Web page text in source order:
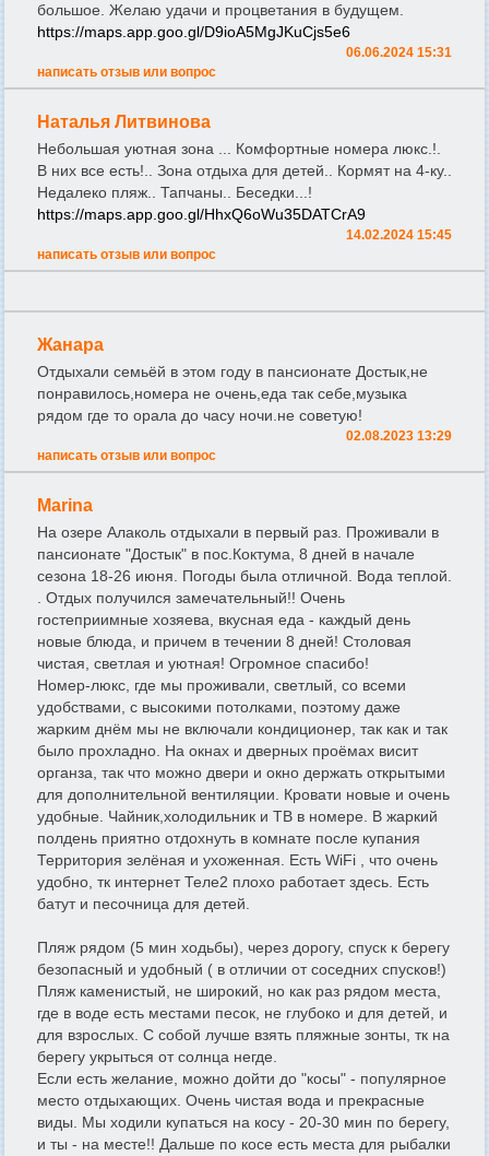
большое. Желаю удачи и процветания в будущем.
https://maps.app.goo.gl/D9ioA5MgJKuCjs5e6
06.06.2024 15:31
написать отзыв или вопрос
Наталья Литвинова
Небольшая уютная зона ... Комфортные номера люкс.!.
В них все есть!.. Зона отдыха для детей.. Кормят на 4-ку..
Недалеко пляж.. Тапчаны.. Беседки...!
https://maps.app.goo.gl/HhxQ6oWu35DATCrA9
14.02.2024 15:45
написать отзыв или вопрос
Жанара
Отдыхали семьёй в этом году в пансионате Достык,не
понравилось,номера не очень,еда так себе,музыка
рядом где то орала до часу ночи.не советую!
02.08.2023 13:29
написать отзыв или вопрос
Marina
На озере Алаколь отдыхали в первый раз. Проживали в
пансионате "Достык" в пос.Коктума, 8 дней в начале
сезона 18-26 июня. Погоды была отличной. Вода теплой.
. Отдых получился замечательный!! Очень
гостеприимные хозяева, вкусная еда - каждый день
новые блюда, и причем в течении 8 дней! Столовая
чистая, светлая и уютная! Огромное спасибо!
Номер-люкс, где мы проживали, светлый, со всеми
удобствами, с высокими потолками, поэтому даже
жарким днём мы не включали кондиционер, так как и так
было прохладно. На окнах и дверных проёмах висит
органза, так что можно двери и окно держать открытыми
для дополнительной вентиляции. Кровати новые и очень
удобные. Чайник,холодильник и ТВ в номере. В жаркий
полдень приятно отдохнуть в комнате после купания
Территория зелёная и ухоженная. Есть WiFi , что очень
удобно, тк интернет Теле2 плохо работает здесь. Есть
батут и песочница для детей.
Пляж рядом (5 мин ходьбы), через дорогу, спуск к берегу
безопасный и удобный ( в отличии от соседних спусков!)
Пляж каменистый, не широкий, но как раз рядом места,
где в воде есть местами песок, не глубоко и для детей, и
для взрослых. С собой лучше взять пляжные зонты, тк на
берегу укрыться от солнца негде.
Если есть желание, можно дойти до "косы" - популярное
место отдыхающих. Очень чистая вода и прекрасные
виды. Мы ходили купаться на косу - 20-30 мин по берегу,
и ты - на месте!! Дальше по косе есть места для рыбалки